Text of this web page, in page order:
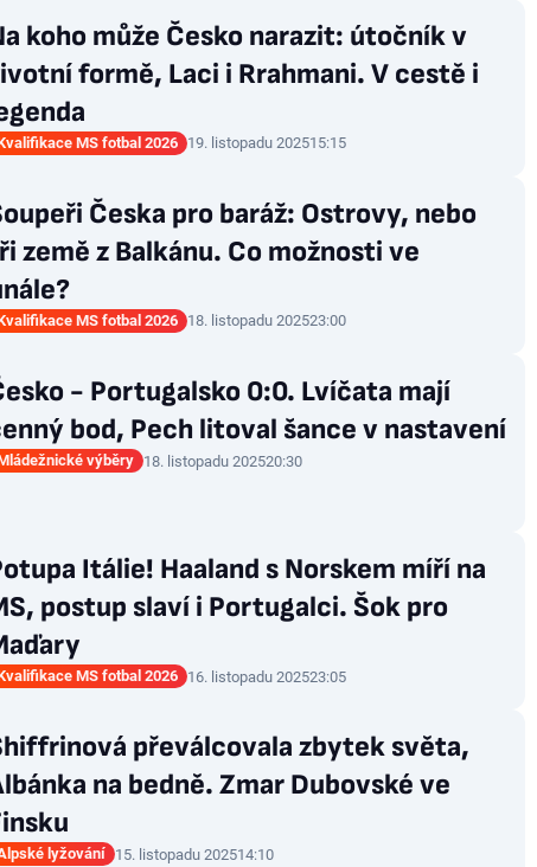
koho může Česko narazit: útočník v
formě, Laci i Rrahmani. V cestě i
MS fotbal 2026 19. listopadu 202515:15
Česka pro baráž: Ostrovy, nebo
země z Balkánu. Co možnosti ve
MS fotbal 2026 18. listopadu 202523:00
- Portugalsko 0:0. Lvíčata mají
bod, Pech litoval šance v nastavení
výběry 18. listopadu 202520:30
Itálie! Haaland s Norskem míří na
postup slaví i Portugalci. Šok pro
MS fotbal 2026 16. listopadu 202523:05
převálcovala zbytek světa,
na bedně. Zmar Dubovské ve
lyžování 15. listopadu 202514:10